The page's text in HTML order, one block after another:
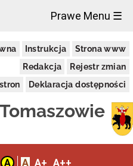
Prawe Menu ☰
Instrukcja
Strona www
Redakcja
Rejestr zmian
Deklaracja dostępności
A A A+ A++
×